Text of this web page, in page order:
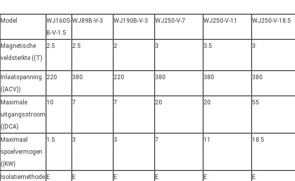
Model
WJ160S-
B-V-1.5
WJ89B-V-3 WJ190B-V-3 WJ250-V-7 WJ250-V-11 WJ250-V-18.5
Magnetische
veldsterkte ((T)
2.5 2.5 2 3 3.5 3
Inlaatspanning
((ACV))
220 380 220 380 380 380
Maximale
uitgangsstroom
((DCA)
10 7 7 20 20 55
Maximaal
spoelvermogen
((KW)
1.5 3 3 7 11 18.5
Isolatiemethode E E E E E E